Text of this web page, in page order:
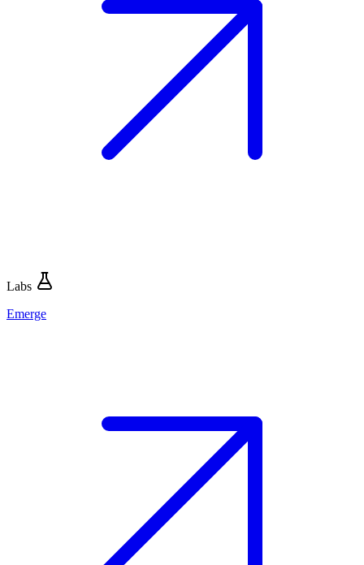
Labs
Emerge